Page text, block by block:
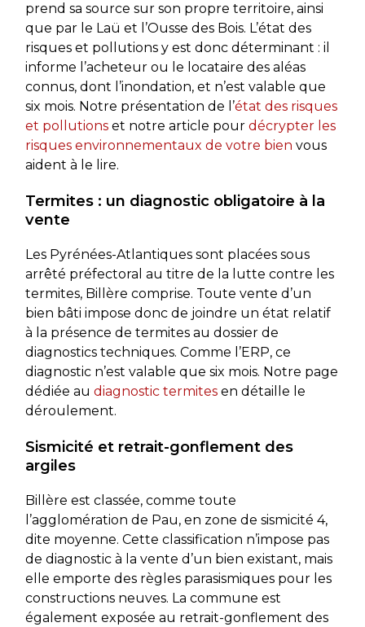
prend sa source sur son propre territoire, ainsi
que par le Laü et l’Ousse des Bois. L’état des
risques et pollutions y est donc déterminant : il
informe l’acheteur ou le locataire des aléas
connus, dont l’inondation, et n’est valable que
six mois. Notre présentation de l’état des risques
et pollutionset notre article pour décrypter les
risques environnementaux de votre bien vous
aident à le lire.
Termites : un diagnostic obligatoire à la
vente
Les Pyrénées-Atlantiques sont placées sous
arrêté préfectoral au titre de la lutte contre les
termites, Billère comprise. Toute vente d’un
bien bâti impose donc de joindre un état relatif
à la présence de termites au dossier de
diagnostics techniques. Comme l’ERP, ce
diagnostic n’est valable que six mois. Notre page
dédiée au diagnostic termitesen détaille le
déroulement.
Sismicité et retrait-gonflement des
argiles
Billère est classée, comme toute
l’agglomération de Pau, en zone de sismicité 4,
dite moyenne. Cette classification n’impose pas
de diagnostic à la vente d’un bien existant, mais
elle emporte des règles parasismiques pour les
constructions neuves. La commune est
également exposée au retrait-gonflement des